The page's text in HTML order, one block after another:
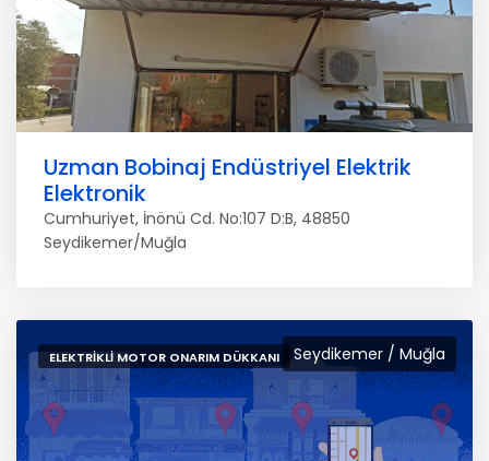
Uzman Bobinaj Endüstriyel Elektrik
Elektronik
Cumhuriyet, İnönü Cd. No:107 D:B, 48850
Seydikemer/Muğla
Seydikemer / Muğla
ELEKTRIKLI MOTOR ONARIM DÜKKANI